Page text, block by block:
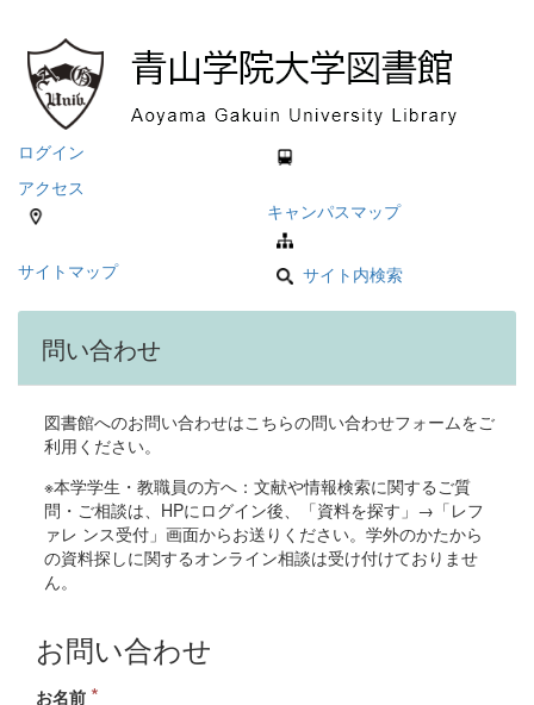
ログイン
アクセス
キャンパスマップ
サイトマップ サイト内検索
問い合わせ
図書館へのお問い合わせはこちらの問い合わせフォームをご
利用ください。
※本学学生・教職員の方へ：文献や情報検索に関するご質
問・ご相談は、HPにログイン後、「資料を探す」→「レフ
ァレ ンス受付」画面からお送りください。学外のかたから
の資料探しに関するオンライン相談は受け付けておりませ
ん。
お問い合わせ
お名前 *